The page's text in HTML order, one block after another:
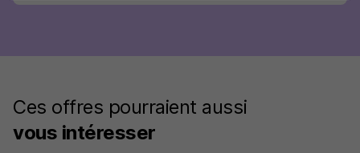
Ces offres pourraient aussi
vous intéresser